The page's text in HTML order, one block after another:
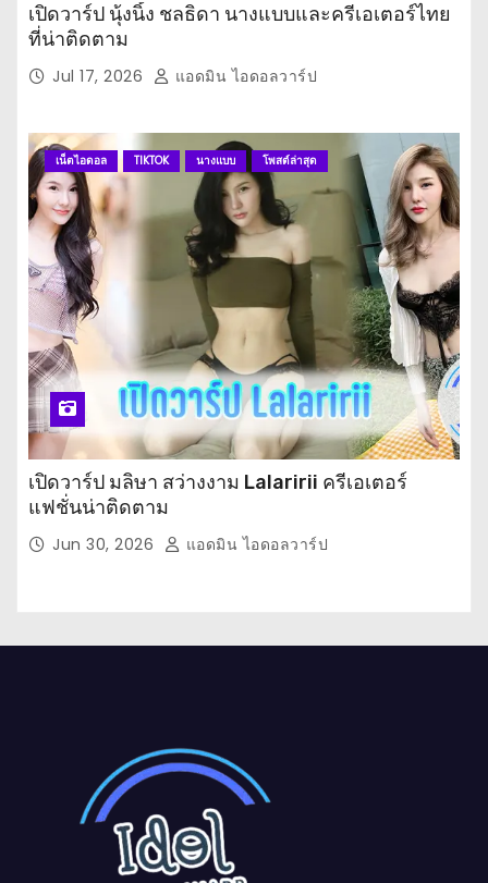
เปิดวาร์ป นุ้งนิ้ง ชลธิดา นางแบบและครีเอเตอร์ไทย
ที่น่าติดตาม
Jul 17, 2026 แอดมิน ไอดอลวาร์ป
เน็ตไอดอล TIKTOK นางแบบ โพสต์ล่าสุด
เปิดวาร์ป มลิษา สว่างงาม Lalaririi ครีเอเตอร์
แฟชั่นน่าติดตาม
Jun 30, 2026 แอดมิน ไอดอลวาร์ป